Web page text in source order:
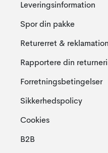
Leveringsinformation
Spor din pakke
Returerret &
Rapportere din
Forretningsbetingelser
Sikkerhedspolicy
Cookies
B2B